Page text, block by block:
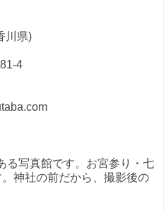
川県)
4
る写真館です。お宮参り・七
神社の前だから、撮影後の